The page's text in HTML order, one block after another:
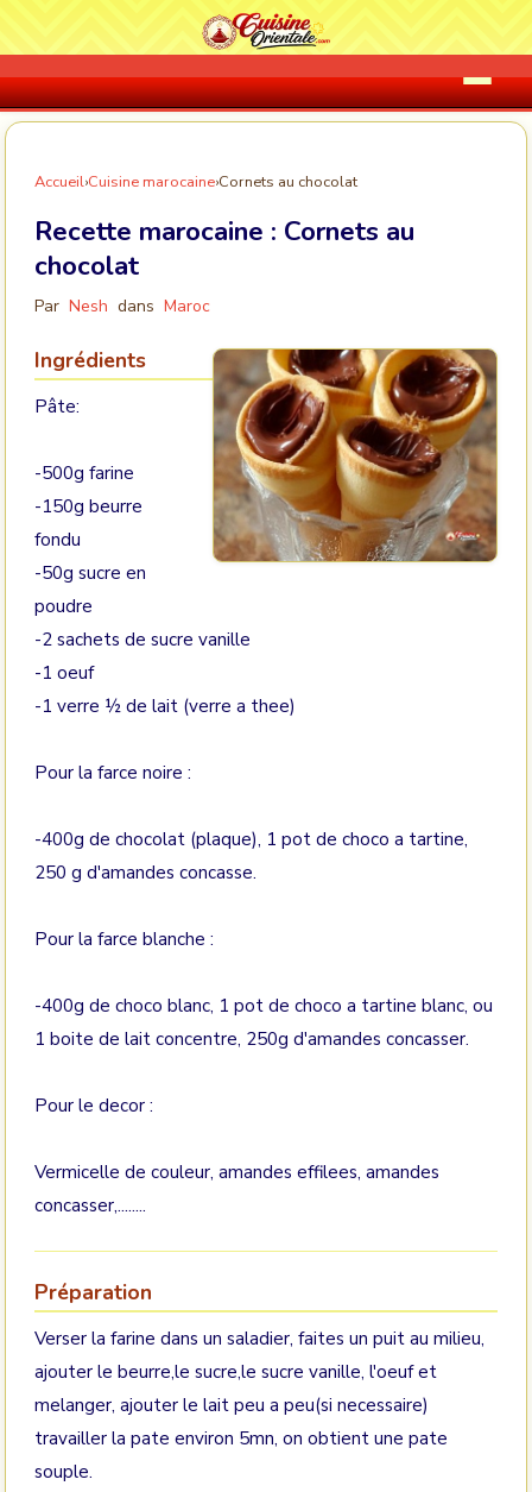
Accueil›Cuisine marocaine›Cornets au chocolat
Recette marocaine : Cornets au
chocolat
Par Nesh dans Maroc
Ingrédients
Pâte:
-500g farine
-150g beurre
fondu
-50g sucre en
poudre
-2 sachets de sucre vanille
-1 oeuf
-1 verre ½ de lait (verre a thee)
Pour la farce noire :
-400g de chocolat (plaque), 1 pot de choco a tartine,
250 g d'amandes concasse.
Pour la farce blanche :
-400g de choco blanc, 1 pot de choco a tartine blanc, ou
1 boite de lait concentre, 250g d'amandes concasser.
Pour le decor :
Vermicelle de couleur, amandes effilees, amandes
concasser,........
Préparation
Verser la farine dans un saladier, faites un puit au milieu,
ajouter le beurre,le sucre,le sucre vanille, l'oeuf et
melanger, ajouter le lait peu a peu(si necessaire)
travailler la pate environ 5mn, on obtient une pate
souple.